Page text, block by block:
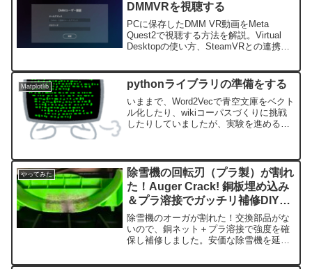
DMMVRを視聴する
PCに保存したDMM VR動画をMeta
Quest2で視聴する方法を解説。Virtual
Desktopの使い方、SteamVRとの連携、
ラー操作まで初心者向けに丁寧に紹介し
ます。
Matplotlib pythonライブラリの準備をする
いままで、Word2Vecで青空文庫をベクト
ル化したり、wikiコーパスづくりに挑戦
したりしていましたが、実験を進めるた
やってみた
除雪機の回転刃（プラ製）が割れ
た！Auger Crack! 銅板埋め込み
＆プラ溶接でガッチリ補修DIY
Repair 実録
除雪機のオーガが割れた！交換部品がな
いので、銅ネット＋プラ溶接で強度を確
保し補修しました。安価な除雪機を延命